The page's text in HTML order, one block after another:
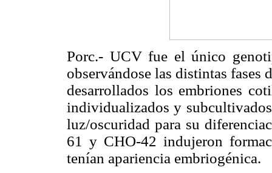
Porc.- UCV fue el único
observándose las distintas fases
desarrollados los embriones
individualizados y
luz/oscuridad para su
61 y CHO-42 indujeron
tenían apariencia embriogénica.